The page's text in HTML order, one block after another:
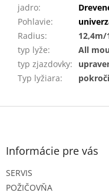
jadro:
Pohlavie:
Radius:
12,4m/
typ lyže:
All
typ zjazdovky:
Typ lyžiara:
Z
Informácie pre vás
SERVIS
POŽIČOVŇA